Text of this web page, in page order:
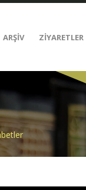
ARŞİV ZİYARETLER